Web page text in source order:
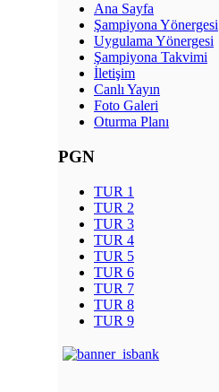
Ana Sayfa
Şampiyona Yönergesi
Uygulama Yönergesi
Şampiyona Takvimi
İletişim
Canlı Yayın
Foto Galeri
Oturma Planı
PGN
TUR 1
TUR 2
TUR 3
TUR 4
TUR 5
TUR 6
TUR 7
TUR 8
TUR 9